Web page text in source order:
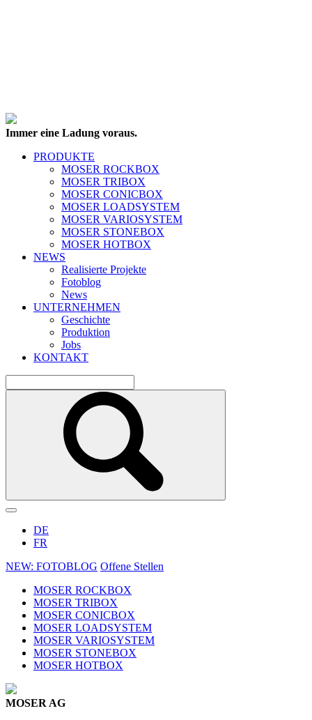
Immer eine Ladung voraus.
PRODUKTE
MOSER ROCKBOX
MOSER TRIBOX
MOSER CONICBOX
MOSER LOADSYSTEM
MOSER VARIOSYSTEM
MOSER STONEBOX
MOSER HOTBOX
NEWS
Realisierte Projekte
Fotoblog
News
UNTERNEHMEN
Geschichte
Produktion
Jobs
KONTAKT
DE
FR
NEW: FOTOBLOG Offene Stellen
MOSER ROCKBOX
MOSER TRIBOX
MOSER CONICBOX
MOSER LOADSYSTEM
MOSER VARIOSYSTEM
MOSER STONEBOX
MOSER HOTBOX
MOSER AG